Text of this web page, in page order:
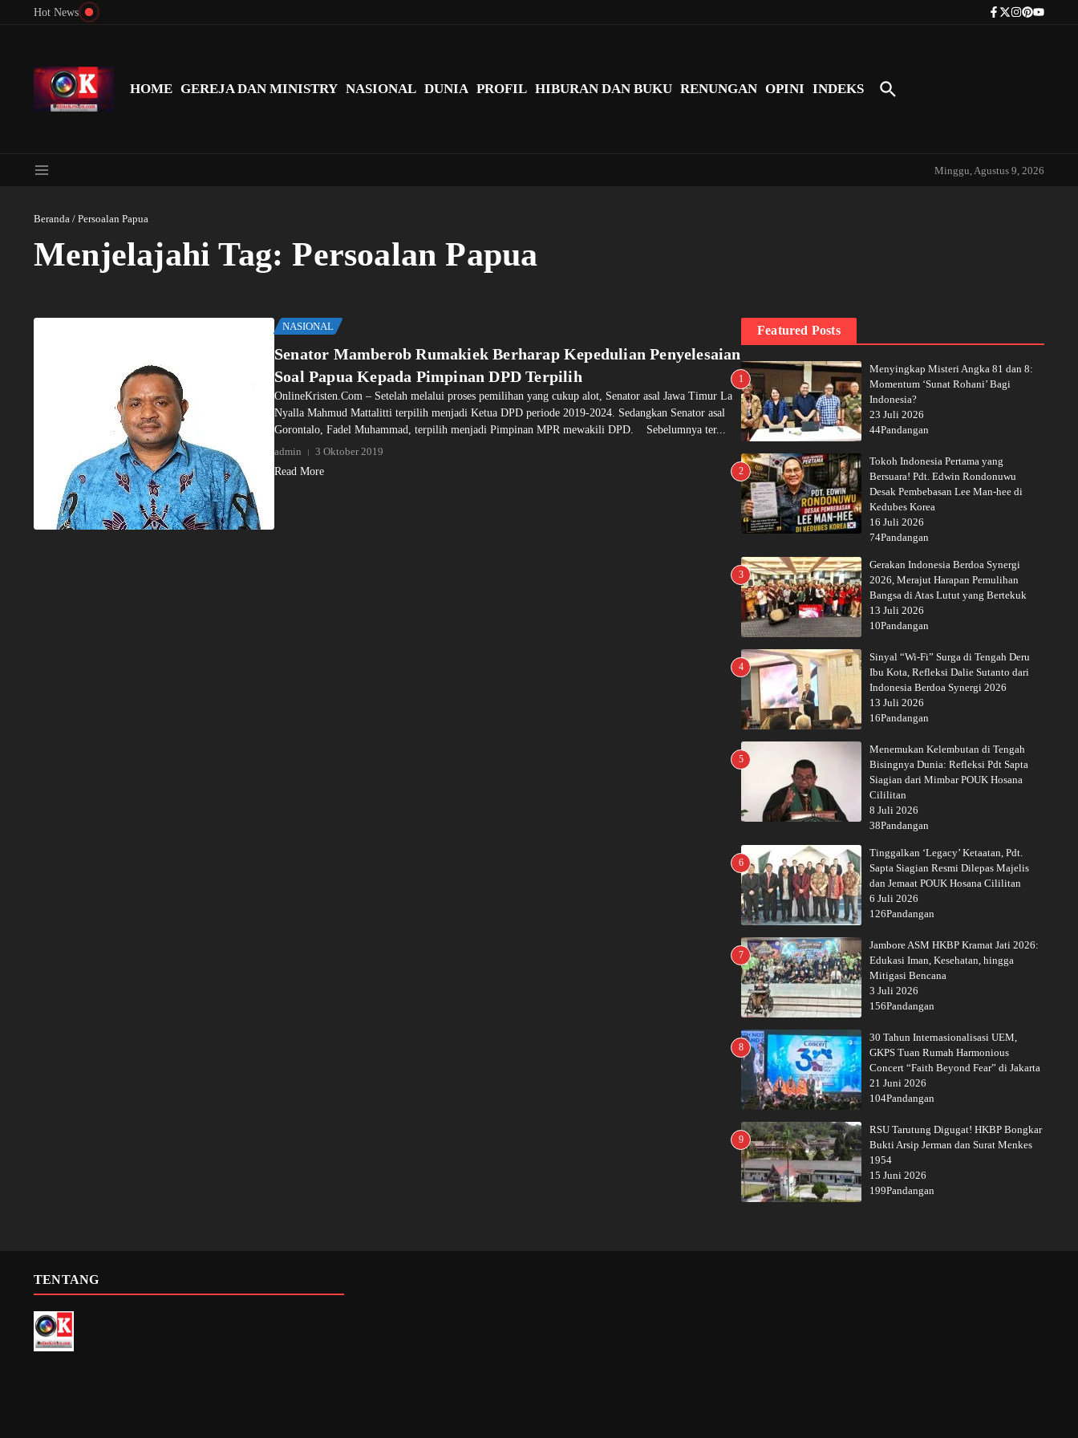
Lewati ke konten
Hot News Tokoh Indonesia Pertama yang
HOME GEREJA DAN MINISTRY NASIONAL DUNIA PROFIL HIBURAN DAN BUKU RENUNGAN OPINI INDEKS
Minggu, Agustus 9, 2026
Beranda / Persoalan Papua
Menjelajahi Tag: Persoalan Papua
NASIONAL
Senator Mamberob Rumakiek Berharap Kepedulian Penyelesaian
Soal Papua Kepada Pimpinan DPD Terpilih
OnlineKristen.Com – Setelah melalui proses pemilihan yang cukup alot, Senator asal Jawa Timur La
Nyalla Mahmud Mattalitti terpilih menjadi Ketua DPD periode 2019-2024. Sedangkan Senator asal
Gorontalo, Fadel Muhammad, terpilih menjadi Pimpinan MPR mewakili DPD. Sebelumnya ter...
admin
3 Oktober 2019
Read More
Featured Posts
1
Menyingkap Misteri Angka 81 dan 8:
Momentum ‘Sunat Rohani’ Bagi
Indonesia?
23 Juli 2026
44Pandangan
2
Tokoh Indonesia Pertama yang
Bersuara! Pdt. Edwin Rondonuwu
Desak Pembebasan Lee Man-hee di
Kedubes Korea
16 Juli 2026
74Pandangan
3
Gerakan Indonesia Berdoa Synergi
2026, Merajut Harapan Pemulihan
Bangsa di Atas Lutut yang Bertekuk
13 Juli 2026
10Pandangan
4
Sinyal “Wi-Fi” Surga di Tengah Deru
Ibu Kota, Refleksi Dalie Sutanto dari
Indonesia Berdoa Synergi 2026
13 Juli 2026
16Pandangan
5
Menemukan Kelembutan di Tengah
Bisingnya Dunia: Refleksi Pdt Sapta
Siagian dari Mimbar POUK Hosana
Cililitan
8 Juli 2026
38Pandangan
6
Tinggalkan ‘Legacy’ Ketaatan, Pdt.
Sapta Siagian Resmi Dilepas Majelis
dan Jemaat POUK Hosana Cililitan
6 Juli 2026
126Pandangan
7
Jambore ASM HKBP Kramat Jati 2026:
Edukasi Iman, Kesehatan, hingga
Mitigasi Bencana
3 Juli 2026
156Pandangan
8
30 Tahun Internasionalisasi UEM,
GKPS Tuan Rumah Harmonious
Concert “Faith Beyond Fear” di Jakarta
21 Juni 2026
104Pandangan
9
RSU Tarutung Digugat! HKBP Bongkar
Bukti Arsip Jerman dan Surat Menkes
1954
15 Juni 2026
199Pandangan
TENTANG